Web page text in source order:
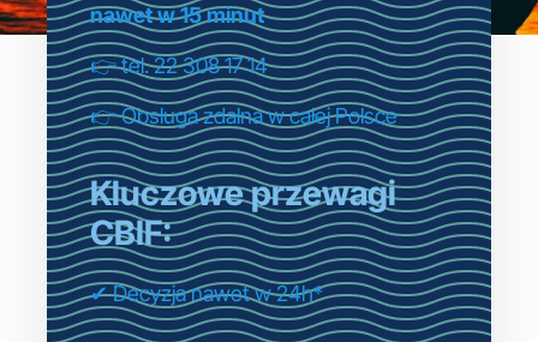
nawet w 15 minut
👉 tel. 22 308 17 14
👉 Obsługa zdalna w całej Polsce
Kluczowe przewagi
CBIF:
✔ Decyzja nawet w 24h*